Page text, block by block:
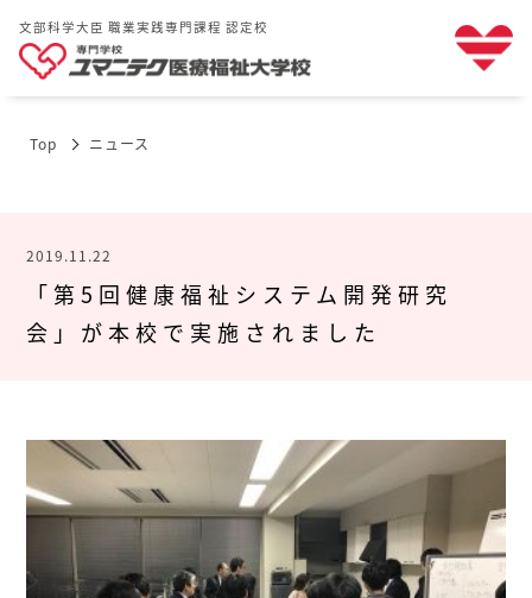
文部科学大臣 職業実践専門課程 認定校
Top ニュース
2019.11.22
「第5回健康福祉システム開発研究
会」が本校で実施されました